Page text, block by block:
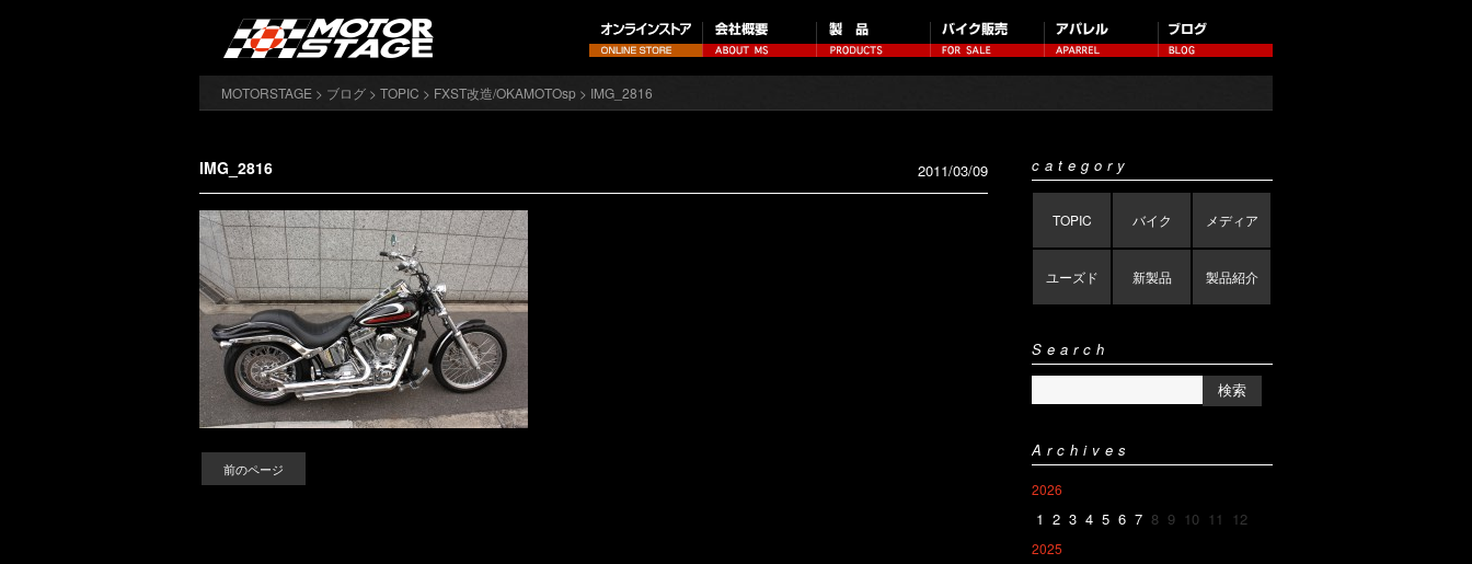
MOTORSTAGE > ブログ > TOPIC > FXST改造/OKAMOTOsp > IMG_2816
IMG_2816 2011/03/09
前のページ
category
TOPIC バイク メディア
ユーズド 新製品 製品紹介
Search
Archives
2026
1 2 3 4 5 6 7 8 9 10 11 12
2025